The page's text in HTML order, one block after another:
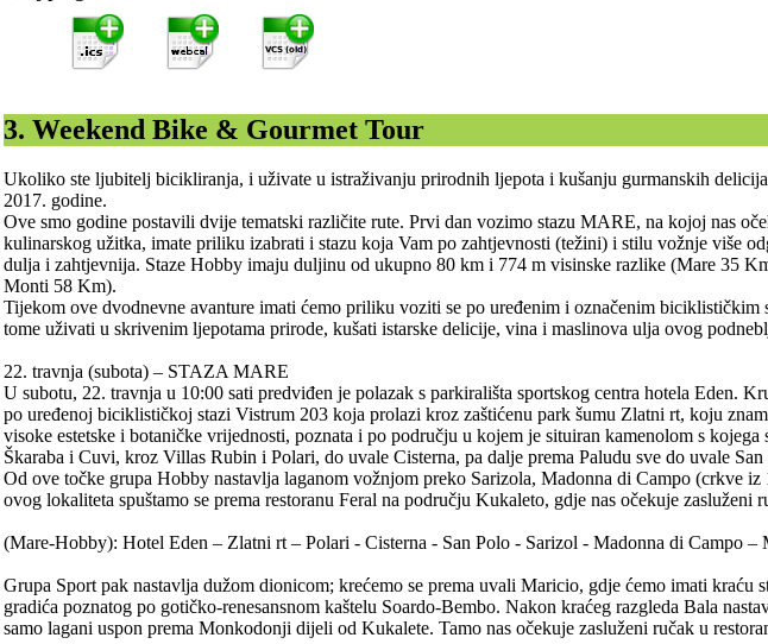
3. Weekend Bike & Gourmet Tour
Ukoliko ste ljubitelj bicikliranja, i uživate u istraživanju prirodnih ljepota i kušanju gurmanskih
2017. godine.
Ove smo godine postavili dvije tematski različite rute. Prvi dan vozimo stazu MARE, na kojoj nas
kulinarskog užitka, imate priliku izabrati i stazu koja Vam po zahtjevnosti (težini) i stilu vožnje više
dulja i zahtjevnija. Staze Hobby imaju duljinu od ukupno 80 km i 774 m visinske razlike (Mare 35
Monti 58 Km).
Tijekom ove dvodnevne avanture imati ćemo priliku voziti se po uređenim i označenim
tome uživati u skrivenim ljepotama prirode, kušati istarske delicije, vina i maslinova ulja ovog
22. travnja (subota) – STAZA MARE
U subotu, 22. travnja u 10:00 sati predviđen je polazak s parkirališta sportskog centra hotela
po uređenoj biciklističkoj stazi Vistrum 203 koja prolazi kroz zaštićenu park šumu Zlatni rt, koju
visoke estetske i botaničke vrijednosti, poznata i po području u kojem je situiran kamenolom s
Škaraba i Cuvi, kroz Villas Rubin i Polari, do uvale Cisterna, pa dalje prema Paludu sve do uvale
Od ove točke grupa Hobby nastavlja laganom vožnjom preko Sarizola, Madonna di Campo (crkve
ovog lokaliteta spuštamo se prema restoranu Feral na području Kukaleto, gdje nas očekuje zasluženi
(Mare-Hobby): Hotel Eden – Zlatni rt – Polari - Cisterna - San Polo - Sarizol - Madonna di Campo
Grupa Sport pak nastavlja dužom dionicom; krećemo se prema uvali Maricio, gdje ćemo imati
gradića poznatog po gotičko-renesansnom kaštelu Soardo-Bembo. Nakon kraćeg razgleda Bala
samo lagani uspon prema Monkodonji dijeli od Kukalete. Tamo nas očekuje zasluženi ručak u